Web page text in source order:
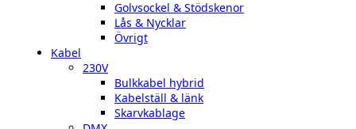
Golvsockel & Stödskenor
Lås & Nycklar
Övrigt
Kabel
230V
Bulkkabel hybrid
Kabelställ & länk
Skarvkablage